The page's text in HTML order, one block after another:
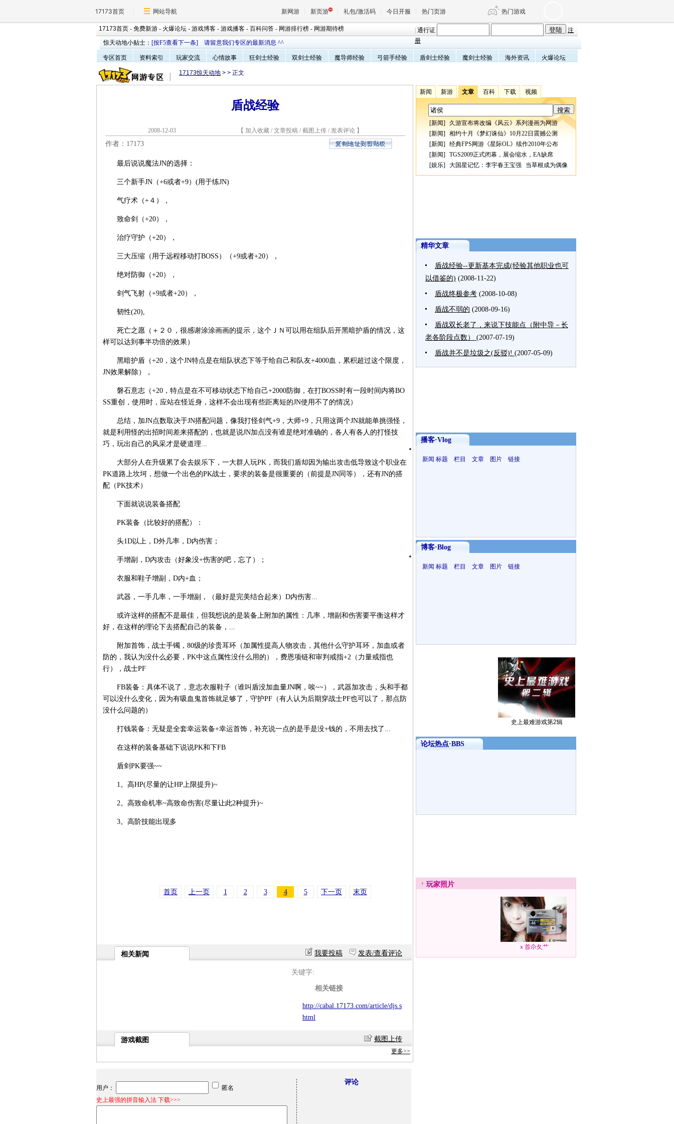
17173首页 网站导航 新网游 新页游 礼包/激活码 今日开服 热门页游 热门游戏
魔兽 DNF 传奇4
天堂 剑网3旗舰版 新天龙八部
王权与自由 诛仙世界 仙剑世界
17173首页 - 免费新游 - 火爆论坛 - 游戏博客 - 游戏播客 - 百科问答 - 网游排行榜 - 网游期待榜 通行证
注
册
惊天动地小贴士： [按F5查看下一条] 请留意我们专区的最新消息 ^^
专区首页 资料索引 玩家交流 心情故事 狂剑士经验 双剑士经验 魔导师经验 弓箭手经验 盾剑士经验 魔剑士经验 海外资讯 火爆论坛
17173惊天动地 > > 正文
盾战经验
2008-12-03 【 加入收藏 / 文章投稿 / 截图上传 / 发表评论 】
作者：17173
最后说说魔法JN的选择：
三个新手JN（+6或者+9）(用于练JN)
气疗术（+４），
致命剑（+20），
治疗守护（+20），
三大压缩（用于远程移动打BOSS）（+9或者+20），
绝对防御（+20），
剑气飞射（+9或者+20），
韧性(20),
死亡之愿（＋２０，很感谢涂涂画画的提示，这个ＪＮ可以用在组队后开黑暗护盾的情况，这
样可以达到事半功倍的效果）
黑暗护盾（+20，这个JN特点是在组队状态下等于给自己和队友+4000血，累积超过这个限度，
JN效果解除），
磐石意志（+20，特点是在不可移动状态下给自己+2000防御，在打BOSS时有一段时间内将BO
SS重创，使用时，应站在怪近身，这样不会出现有些距离短的JN使用不了的情况）
总结，加JN点数取决于JN搭配问题，像我打怪剑气+9，大师+9，只用这两个JN就能单挑强怪，
就是利用怪的出招时间差来搭配的，也就是说JN加点没有谁是绝对准确的，各人有各人的打怪技
巧，玩出自己的风采才是硬道理...
大部分人在升级累了会去娱乐下，一大群人玩PK，而我们盾却因为输出攻击低导致这个职业在
PK道路上坎坷，想做一个出色的PK战士，要求的装备是很重要的（前提是JN同等），还有JN的搭
配（PK技术）
下面就说说装备搭配
PK装备（比较好的搭配）：
头1D以上，D外几率，D内伤害；
手增副，D内攻击（好象没+伤害的吧，忘了）；
衣服和鞋子增副，D内+血；
武器，一手几率，一手增副，（最好是完美结合起来）D内伤害...
或许这样的搭配不是最佳，但我想说的是装备上附加的属性：几率，增副和伤害要平衡这样才
好，在这样的理论下去搭配自己的装备，...
附加首饰，战士手镯，80级的珍贵耳环（加属性提高人物攻击，其他什么守护耳环，加血或者
防的，我认为没什么必要，PK中这点属性没什么用的），费恩项链和审判戒指+2（力量戒指也
行），战士PF
FB装备：具体不说了，意志衣服鞋子（谁叫盾没加血量JN啊，唉~~），武器加攻击，头和手都
可以没什么变化，因为有吸血鬼首饰就足够了，守护PF（有人认为后期穿战士PF也可以了，那点防
没什么问题的）
打钱装备：无疑是全套幸运装备+幸运首饰，补充说一点的是手是没+钱的，不用去找了...
在这样的装备基础下说说PK和下FB
盾剑PK要强~~
1。高HP(尽量的让HP上限提升)~
2。高致命机率~高致命伤害(尽量让此2种提升)~
3。高阶技能出现多
首页 上一页 1 2 3 4 5 下一页 末页
相关新闻 我要投稿 发表/查看评论
关键字:
相关链接
http://cabal.17173.com/article/djs.s
html
游戏截图 截图上传
更多>>
用户：
匿名
史上最强的拼音输入法 下载>>>
评论
新闻 新游 文章 百科 下载 视频
[新闻] 久游宣布将改编《风云》系列漫画为网游
[新闻] 相约十月《梦幻诛仙》10月22日震撼公测
[新闻] 经典FPS网游《星际OL》续作2010年公布
[新闻] TGS2009正式闭幕，展会缩水，EA缺席
[娱乐] 大国星记忆：李宇春王宝强 当草根成为偶像
精华文章
盾战经验--更新基本完成(经验其他职业也可
以借鉴的) (2008-11-22)
盾战终极参考 (2008-10-08)
盾战不弱的 (2008-09-16)
盾战双长老了，来说下技能点（附中导－长
老各阶段点数） (2007-07-19)
盾战并不是垃圾之(反驳)! (2007-05-09)
播客·Vlog
新闻 标题 栏目 文章 图片 链接
博客·Blog
新闻 标题 栏目 文章 图片 链接
史上最难游戏第2辑
论坛热点·BBS
玩家照片
ｘ首尒夂艹